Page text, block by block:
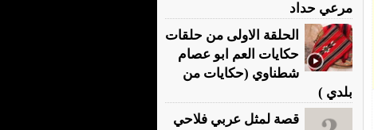
مرعي حداد
الحلقة الاولى من حلقات
حكايات العم ابو عصام
شطناوي (حكايات من
بلدي )
قصة لمثل عربي فلاحي